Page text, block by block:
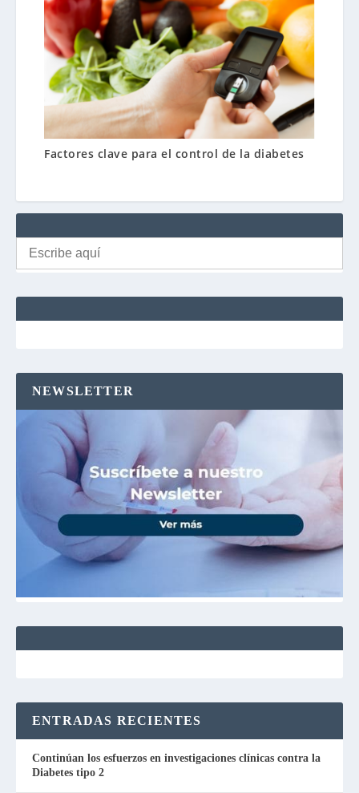
Factores clave para el control de la diabetes
NEWSLETTER
ENTRADAS RECIENTES
Continúan los esfuerzos en investigaciones clínicas contra la
Diabetes tipo 2